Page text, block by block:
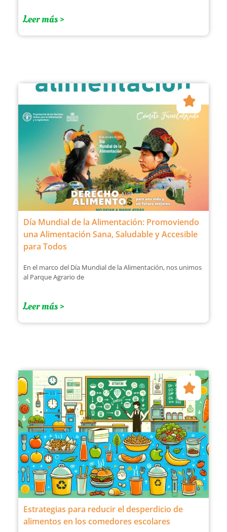
Leer más >
Día Mundial de la Alimentación: Promoviendo
una Alimentación Sana, Saludable y Accesible
para Todos
En el marco del Día Mundial de la Alimentación, nos unimos
al Parque Agrario de
Leer más >
Estrategias para reducir el desperdicio de
alimentos en los comedores escolares